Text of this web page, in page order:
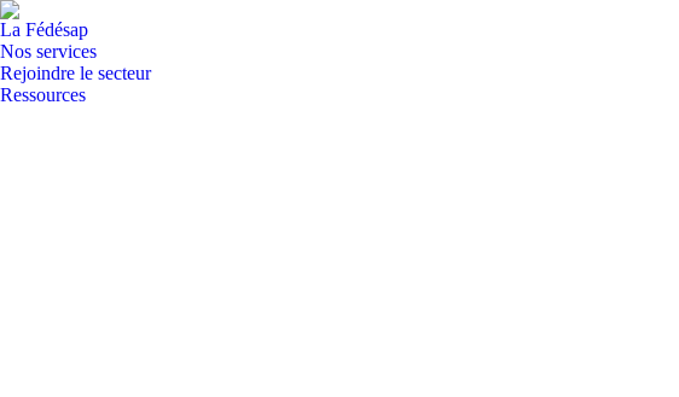
La Fédésap
Nos services
Rejoindre le secteur
Ressources